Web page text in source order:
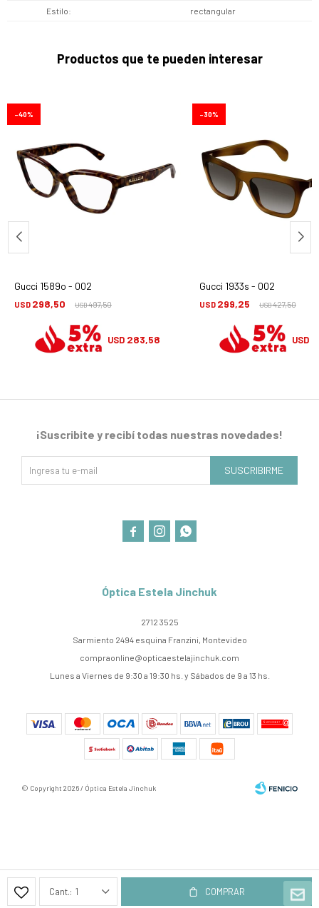
1 COMPRAR
Estilo rectangular
Productos que te pueden interesar
Gucci 1589o - 002
USD 298,50 USD497,50
40
USD 283,58
Gucci 1933s - 002
USD 299,25 USD427,50
30
USD
Óptica Estela Jinchuk
2712 3525
Sarmiento 2494 esquina Franzini, Montevideo
compraonline@opticaestelajinchuk.com
Lunes a Viernes de 9:30 a 19:30 hs. y Sábados de 9 a 13 hs.
¡Suscribite y recibí todas nuestras novedades!
SUSCRIBIRME
  
© Copyright 2026 / Óptica Estela Jinchuk